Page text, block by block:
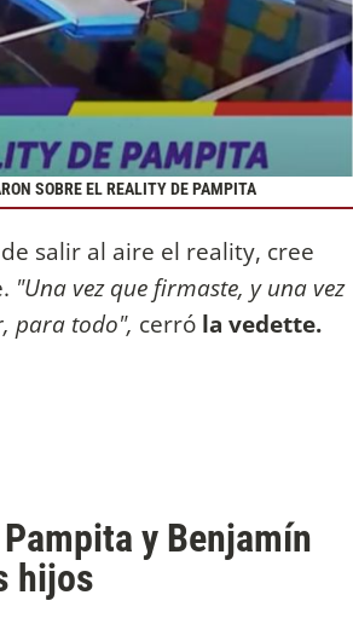
SOBRE EL REALITY DE PAMPITA
salir al aire el reality, cree
"Una vez que firmaste, y una vez
para todo", cerró la vedette.
y Benjamín
hijos